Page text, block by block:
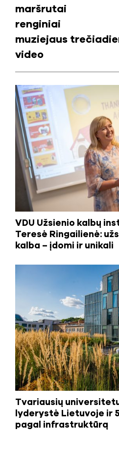
VDU Užsienio kalbų
Teresė Ringailienė:
kalba – įdomi ir unikali
Tvariausių
lyderystė Lietuvoje ir
pagal infrastruktūrą
maršrutai
renginiai
muziejaus
video